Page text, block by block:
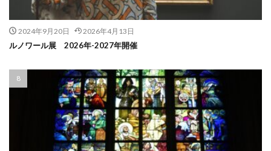
2024年9月20日 2026年4月13日
ルノワール展 2026年-2027年開催